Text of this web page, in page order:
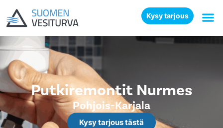
Kysy tarjous
Putkiremontit Nurmes
Pohjois-Karjala
Kysy tarjous tästä